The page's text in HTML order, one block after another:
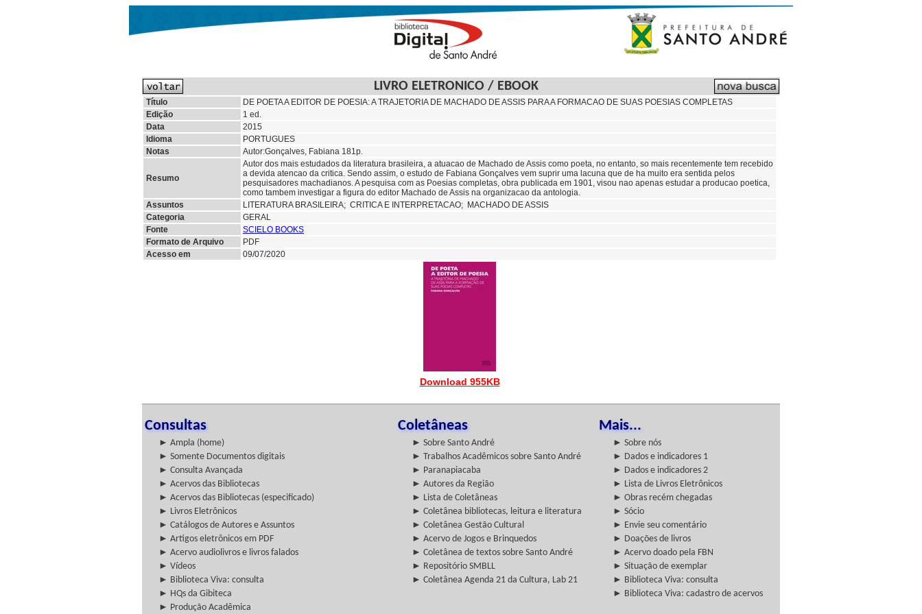
LIVRO ELETRONICO / EBOOK
Título
DE POETA A EDITOR DE POESIA: A TRAJETORIA DE MACHADO DE ASSIS PARA A FORMACAO DE SUAS POESIAS COMPLETAS
Edição
1 ed.
Data
2015
Idioma
PORTUGUES
Notas
Autor:Gonçalves, Fabiana 181p.
Resumo
Autor dos mais estudados da literatura brasileira, a atuacao de Machado de Assis como poeta, no entanto, so mais recentemente tem recebido
a devida atencao da critica. Sendo assim, o estudo de Fabiana Gonçalves vem suprir uma lacuna que de ha muito era sentida pelos
pesquisadores machadianos. A pesquisa com as Poesias completas, obra publicada em 1901, visou nao apenas estudar a producao poetica,
como tambem investigar a figura do editor Machado de Assis na organizacao da antologia.
Assuntos
LITERATURA BRASILEIRA; CRITICA E INTERPRETACAO; MACHADO DE ASSIS
Categoria
GERAL
Fonte
SCIELO BOOKS
Formato de Arquivo
PDF
Acesso em
09/07/2020
Download 955KB
Consultas Coletâneas Mais...
► Ampla (home) ► Sobre Santo André
► Sobre nós
► Somente Documentos digitais
► Trabalhos Acadêmicos sobre Santo André
► Dados e indicadores 1
► Consulta Avançada
► Paranapiacaba
► Dados e indicadores 2
► Acervos das Bibliotecas
► Autores da Região
► Lista de Livros Eletrônicos
► Acervos das Bibliotecas (especificado)
► Lista de Coletâneas
► Obras recém chegadas
► Livros Eletrônicos
► Coletânea bibliotecas, leitura e literatura
► Sócio
► Catálogos de Autores e Assuntos
► Coletânea Gestão Cultural
► Envie seu comentário
► Artigos eletrônicos em PDF
► Acervo de Jogos e Brinquedos
► Doações de livros
► Acervo audiolivros e livros falados
► Coletânea de textos sobre Santo André
► Acervo doado pela FBN
► Vídeos
► Repositório SMBLL
► Situação de exemplar
► Biblioteca Viva: consulta
► Coletânea Agenda 21 da Cultura, Lab 21
► Biblioteca Viva: consulta
► HQs da Gibiteca
► Biblioteca Viva: cadastro de acervos
► Produção Acadêmica